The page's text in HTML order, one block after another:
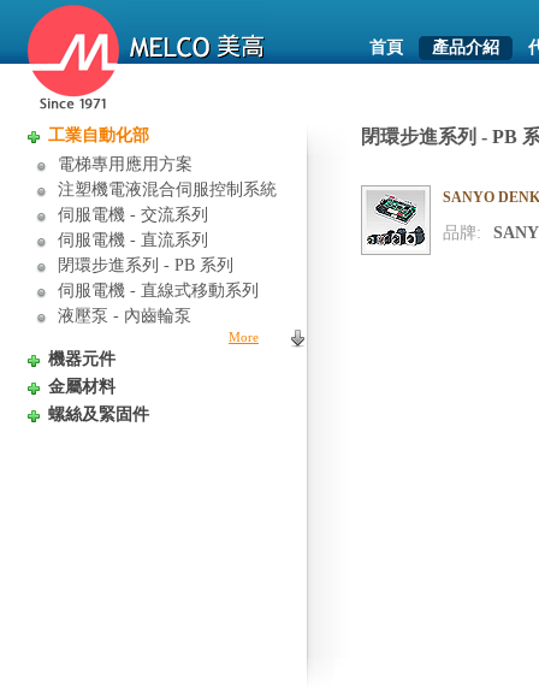
首頁 產品介紹
工業自動化部
電梯專用應用方案
注塑機電液混合伺服控制系統
伺服電機 - 交流系列
伺服電機 - 直流系列
閉環步進系列 - PB 系列
伺服電機 - 直線式移動系列
液壓泵 - 內齒輪泵
More
機器元件
金屬材料
螺絲及緊固件
閉環步進系列 - PB
SANYO
品牌: